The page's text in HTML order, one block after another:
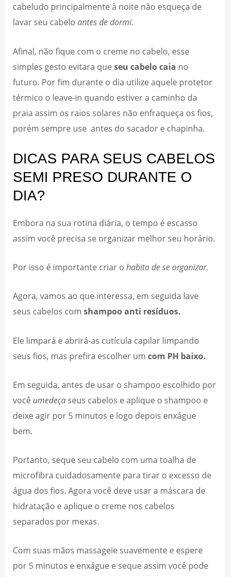
cabeludo principalmente à noite não esqueça de
lavar seu cabeloantes de dormi.
Afinal, não fique com o creme no cabelo, esse
simples gesto evitara queseu cabelo caia no
futuro. Por fim durante o dia utilize aquele protetor
térmico o leave-in quando estiver a caminho da
praia assim os raios solares não enfraqueça os fios,
porém sempre use antes do sacador e chapinha.
DICAS PARA SEUS CABELOS
SEMI PRESO DURANTE O
DIA?
Embora na sua rotina diária, o tempo é escasso
assim você precisa se organizar melhor seu horário.
Por isso é importante criar o habito de se organizar.
Agora, vamos ao que interessa, em seguida lave
seus cabelos comshampoo anti resíduos.
Ele limpará e abrirá-as cutícula capilar limpando
seus fios, mas prefira escolher umcom PH baixo.
Em seguida, antes de usar o shampoo escolhido por
você umedeça seus cabelos e aplique o shampoo e
deixe agir por 5 minutos e logo depois enxágue
bem.
Portanto, seque seu cabelo com uma toalha de
microfibra cuidadosamente para tirar o excesso de
água dos fios. Agora você deve usar a máscara de
hidratação e aplique o creme nos cabelos
separados por mexas.
Com suas mãos massageie suavemente e espere
por 5 minutos e enxágue e seque assim você pode